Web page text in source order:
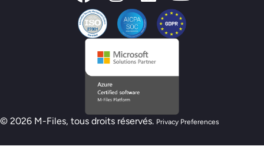
© 2026 M-Files, tous droits réservés. Privacy Preferences
Nouveau modèle de préparation M-Files :